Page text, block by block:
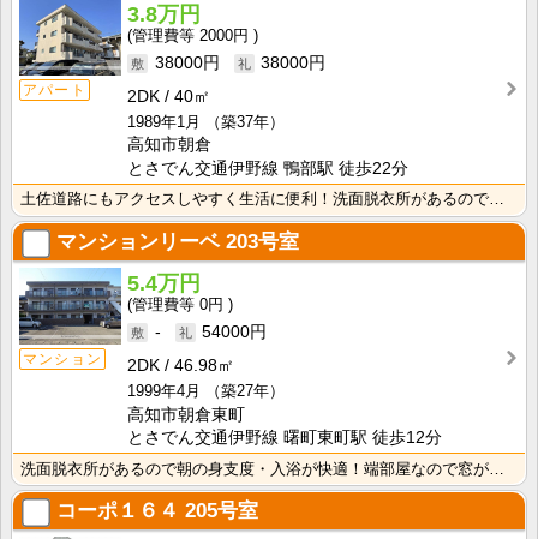
アパート
3.8万円
2000円
38000円
38000円
2DK
40㎡
1989年1月
（築37年）
高知市朝倉
とさでん交通伊野線 鴨部駅 徒歩22分
土佐道路にもアクセスしやすく生活に便利！洗面脱衣所があるので朝の身支度・入浴が快適！
マンションリーベ203号室
マンション
5.4万円
0円
-
54000円
2DK
46.98㎡
1999年4月
（築27年）
高知市朝倉東町
とさでん交通伊野線 曙町東町駅 徒歩12分
コーポ１６４ 205号室